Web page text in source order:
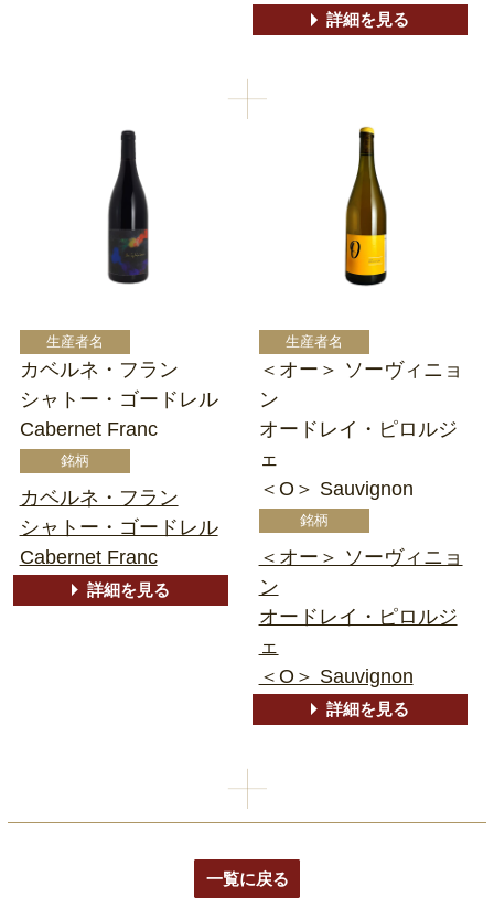
詳細を見る
カベルネ・フラン
シャトー・ゴードレル
Cabernet Franc
カベルネ・フラン
シャトー・ゴードレル
Cabernet Franc
詳細を見る
＜オー＞ ソーヴィニョ
ン
オードレイ・ピロルジ
ェ
＜O＞ Sauvignon
＜オー＞ ソーヴィニョ
ン
オードレイ・ピロルジ
ェ
＜O＞ Sauvignon
詳細を見る
一覧に戻る